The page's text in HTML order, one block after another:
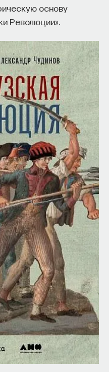
основу
Революции».
время? Что
собой наше
и откуда
ли в мире
доверия
— кандидат
Школы философии
гуманитарных наук